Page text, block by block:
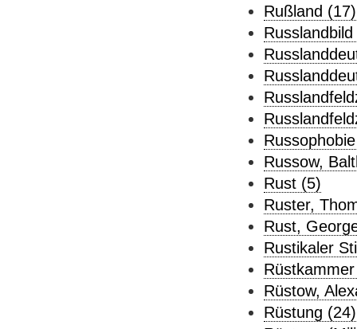
Rußland (17)
Russow,
Rust (5)
Ruster,
Rust,
Rustikaler
Rüstow,
Rüstung (24)